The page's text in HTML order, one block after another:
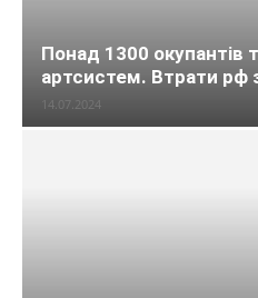
Понад 1300 окупантів
артсистем. Втрати рф
14.07.2024